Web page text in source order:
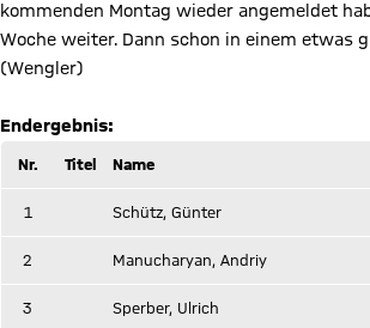
kommenden Montag wieder angemeldet
Woche weiter. Dann schon in einem etwas
(Wengler)
Endergebnis:
Nr. Titel Name
1 Schütz, Günter
2 Manucharyan, Andriy
3 Sperber, Ulrich